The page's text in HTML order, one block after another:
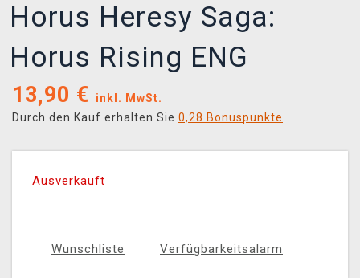
Horus Heresy Saga:
Horus Rising ENG
13,90 €
inkl. MwSt.
Durch den Kauf erhalten Sie 0,28 Bonuspunkte
Ausverkauft
Wunschliste Verfügbarkeitsalarm